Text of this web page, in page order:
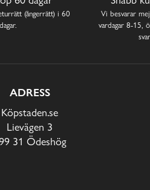
(ångerrätt) i 60
dagar.
Vi besvarar
vardagar 8-15,
ADRESS
Köpstaden.se
Lievägen 3
31 Ödeshög